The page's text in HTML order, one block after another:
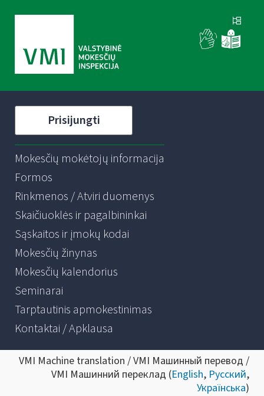
Prisijungti
Mokesčių mokėtojų informacija
Formos
Rinkmenos / Atviri duomenys
Skaičiuoklės ir pagalbininkai
Sąskaitos ir įmokų kodai
Mokesčių žinynas
Mokesčių kalendorius
Seminarai
Tarptautinis apmokestinimas
Kontaktai / Apklausa
VMI Machine translation / VMI Машинный перевод /
VMI Машинний переклад (English, Русский,
Українська)